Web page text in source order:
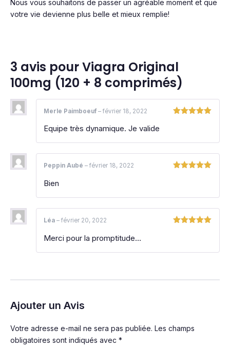
Nous vous souhaitons de passer un agréable moment et que
votre vie devienne plus belle et mieux remplie!
3 avis pourViagra Original
100mg (120 + 8 comprimés)
Merle Paimboeuf – février 18, 2022
Equipe très dynamique. Je valide
Peppin Aubé – février 18, 2022
Bien
Léa – février 20, 2022
Merci pour la promptitude…
Ajouter un Avis
Votre adresse e-mail ne sera pas publiée. Les champs
obligatoires sont indiqués avec *